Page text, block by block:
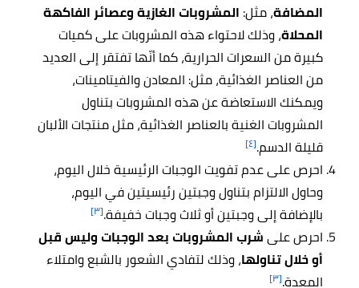
المضافة، مثل: المشروبات الغازية وعصائر الفاكهة
المحلاة، وذلك لاحتواء هذه المشروبات على كميات
كبيرة من السعرات الحرارية، كما أنّها تفتقر إلى العديد
من العناصر الغذائية، مثل: المعادن والفيتامينات،
ويمكنك الاستعاضة عن هذه المشروبات بتناول
المشروبات الغنية بالعناصر الغذائية، مثل منتجات الألبان
قليلة الدسم.[٤]
احرص على عدم تفويت الوجبات الرئيسية خلال اليوم،
وحاول الالتزام بتناول وجبتين رئيسيتين في اليوم،
بالإضافة إلى وجبتين أو ثلاث وجبات خفيفة.[٣]
احرص علىشرب المشروبات بعد الوجبات وليس قبل
أو خلال تناولها، وذلك لتفادي الشعور بالشبع وامتلاء
المعدة.[٣]